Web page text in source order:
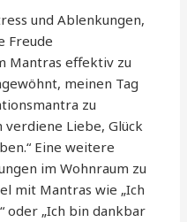
und Ablenkungen,
Freude
Mantras effektiv zu
meinen Tag
zu
verdiene Liebe, Glück
Eine weitere
im Wohnraum zu
mit Mantras wie „Ich
oder „Ich bin dankbar